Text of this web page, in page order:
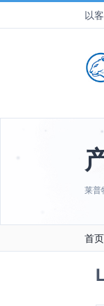
以
莱普
首页